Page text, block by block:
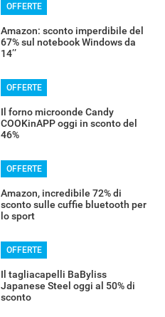
OFFERTE
Amazon: sconto imperdibile del
67% sul notebook Windows da
14’’
OFFERTE
Il forno microonde Candy
COOKinAPP oggi in sconto del
46%
OFFERTE
Amazon, incredibile 72% di
sconto sulle cuffie bluetooth per
lo sport
OFFERTE
Il tagliacapelli BaByliss
Japanese Steel oggi al 50% di
sconto